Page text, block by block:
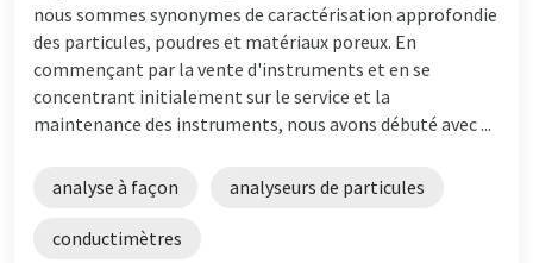
nous sommes synonymes de caractérisation approfondie
des particules, poudres et matériaux poreux. En
commençant par la vente d'instruments et en se
concentrant initialement sur le service et la
maintenance des instruments, nous avons débuté avec ...
analyse à façon analyseurs de particules
conductimètres